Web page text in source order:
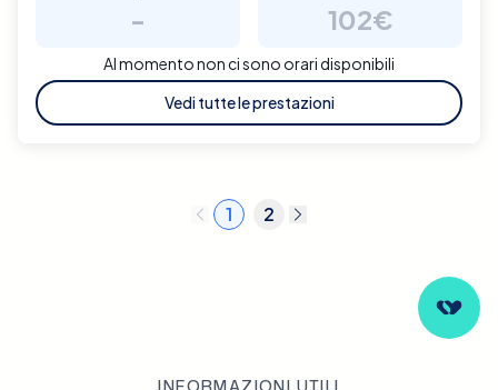
- 102€
Al momento non ci sono orari disponibili
Vedi tutte le prestazioni
1 2
INFORMAZIONI UTILI